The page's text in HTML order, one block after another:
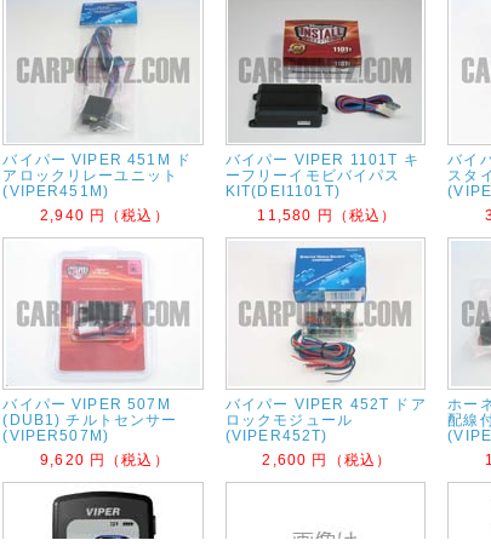
バイパー VIPER 451M ド
アロックリレーユニット
(VIPER451M)
2,940 円（税込）
バイパー VIPER 1101T キ
ーフリーイモビバイパス
KIT(DEI1101T)
11,580 円（税込）
バイ
スタ
バイパー VIPER 507M
(DUB1) チルトセンサー
(VIPER507M)
9,620 円（税込）
バイパー VIPER 452T ドア
ロックモジュール
(VIPER452T)
2,600 円（税込）
ホー
配線